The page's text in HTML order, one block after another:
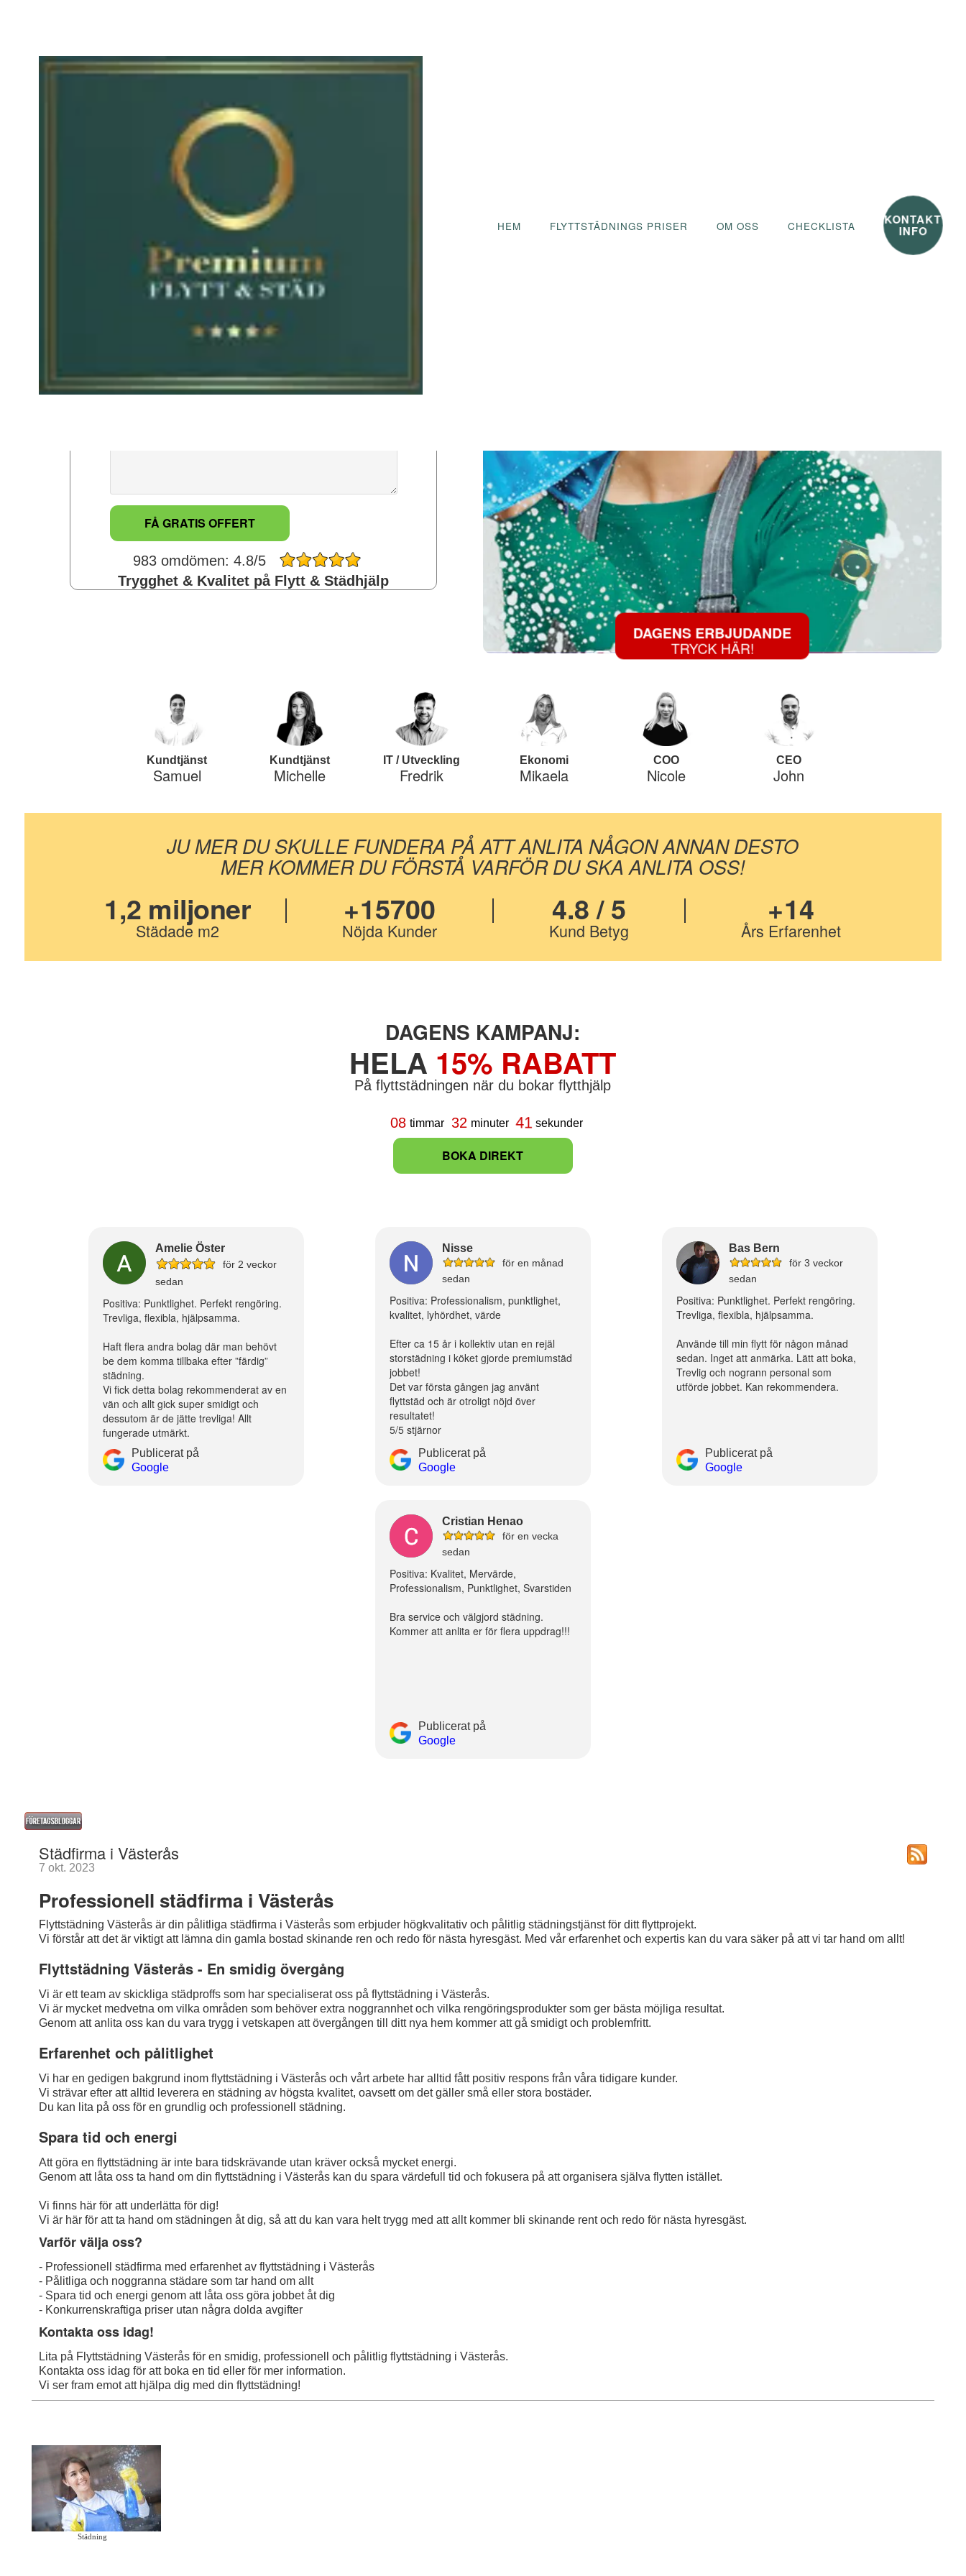
HEM FLYTTSTÄDNINGS PRISER OM OSS CHECKLISTA KONTAKT
INFO
Blogg
983 omdömen: 4.8/5
Trygghet & Kvalitet på Flytt & Städhjälp
DAGENS ERBJUDANDE
TRYCK HÄR!
Kundtjänst
Samuel
Kundtjänst
Michelle
IT / Utveckling
Fredrik
Ekonomi
Mikaela
COO
Nicole
CEO
John
JU MER DU SKULLE FUNDERA PÅ ATT ANLITA NÅGON ANNAN DESTO
MER KOMMER DU FÖRSTÅ VARFÖR DU SKA ANLITA OSS!
1,2 miljoner
Städade m2
+15700
Nöjda Kunder
4.8 / 5
Kund Betyg
+14
Års Erfarenhet
DAGENS KAMPANJ:
HELA 15% RABATT
På flyttstädningen när du bokar flytthjälp
08 timmar 32 minuter 40 sekunder
BOKA DIREKT
Amelie Öster
för 2 veckor
sedan
Positiva: Punktlighet. Perfekt rengöring.
Trevliga, flexibla, hjälpsamma.
Haft flera andra bolag där man behövt
be dem komma tillbaka efter ”färdig”
städning.
Vi fick detta bolag rekommenderat av en
vän och allt gick super smidigt och
dessutom är de jätte trevliga! Allt
fungerade utmärkt.
Publicerat på
Google
Nisse
för en månad
sedan
Positiva: Professionalism, punktlighet,
kvalitet, lyhördhet, värde
Efter ca 15 år i kollektiv utan en rejäl
storstädning i köket gjorde premiumstäd
jobbet!
Det var första gången jag använt
flyttstäd och är otroligt nöjd över
resultatet!
5/5 stjärnor
Publicerat på
Google
Bas Bern
för 3 veckor
sedan
Positiva: Punktlighet. Perfekt rengöring.
Trevliga, flexibla, hjälpsamma.
Använde till min flytt för någon månad
sedan. Inget att anmärka. Lätt att boka,
Trevlig och nogrann personal som
utförde jobbet. Kan rekommendera.
Publicerat på
Google
Cristian Henao
för en vecka
sedan
Positiva: Kvalitet, Mervärde,
Professionalism, Punktlighet, Svarstiden
Bra service och välgjord städning.
Kommer att anlita er för flera uppdrag!!!
Publicerat på
Google
Städfirma i Västerås
7 okt. 2023
Professionell städfirma i Västerås
Flyttstädning Västerås är din pålitliga städfirma i Västerås som erbjuder högkvalitativ och pålitlig städningstjänst för ditt flyttprojekt.
Vi förstår att det är viktigt att lämna din gamla bostad skinande ren och redo för nästa hyresgäst. Med vår erfarenhet och expertis kan du vara säker på att vi tar hand om allt!
Flyttstädning Västerås - En smidig övergång
Vi är ett team av skickliga städproffs som har specialiserat oss på flyttstädning i Västerås.
Vi är mycket medvetna om vilka områden som behöver extra noggrannhet och vilka rengöringsprodukter som ger bästa möjliga resultat.
Genom att anlita oss kan du vara trygg i vetskapen att övergången till ditt nya hem kommer att gå smidigt och problemfritt.
Erfarenhet och pålitlighet
Vi har en gedigen bakgrund inom flyttstädning i Västerås och vårt arbete har alltid fått positiv respons från våra tidigare kunder.
Vi strävar efter att alltid leverera en städning av högsta kvalitet, oavsett om det gäller små eller stora bostäder.
Du kan lita på oss för en grundlig och professionell städning.
Spara tid och energi
Att göra en flyttstädning är inte bara tidskrävande utan kräver också mycket energi.
Genom att låta oss ta hand om din flyttstädning i Västerås kan du spara värdefull tid och fokusera på att organisera själva flytten istället.
Vi finns här för att underlätta för dig!
Vi är här för att ta hand om städningen åt dig, så att du kan vara helt trygg med att allt kommer bli skinande rent och redo för nästa hyresgäst.
Varför välja oss?
- Professionell städfirma med erfarenhet av flyttstädning i Västerås
- Pålitliga och noggranna städare som tar hand om allt
- Spara tid och energi genom att låta oss göra jobbet åt dig
- Konkurrenskraftiga priser utan några dolda avgifter
Kontakta oss idag!
Lita på Flyttstädning Västerås för en smidig, professionell och pålitlig flyttstädning i Västerås.
Kontakta oss idag för att boka en tid eller för mer information.
Vi ser fram emot att hjälpa dig med din flyttstädning!
Städning